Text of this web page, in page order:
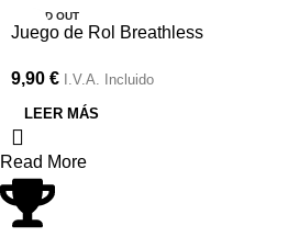
SOLD OUT
Juego de Rol Breathless
9,90 € I.V.A. Incluido
LEER MÁS
Read More